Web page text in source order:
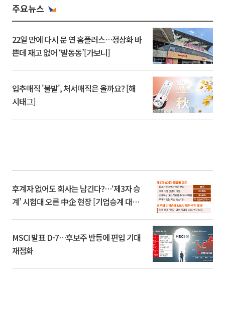
주요뉴스
22일 만에 다시 문 연 홈플러스…정상화 바
쁜데 재고 없어 ‘발동동’[가보니]
입추매직 '불발', 처서매직은 올까요? [해
시태그]
후계자 없어도 회사는 남긴다?…‘제3자 승
계’ 시험대 오른 中企 현장 [기업승계 대전
MSCI 발표 D-7…후보주 반등에 편입 기대
재점화